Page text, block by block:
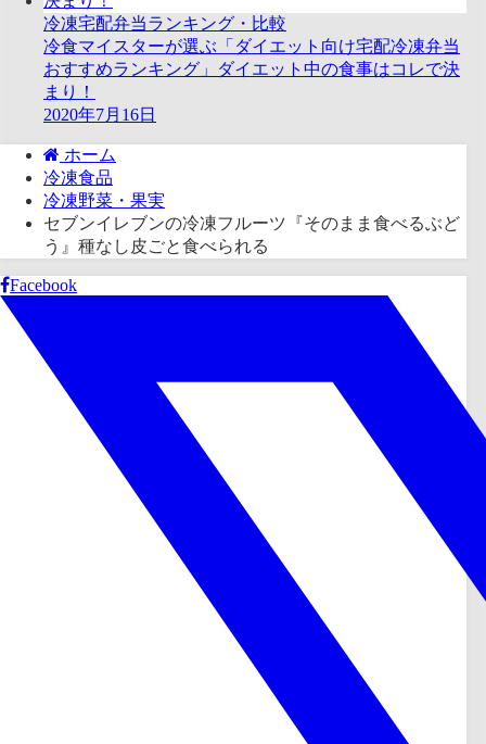
冷凍宅配弁当ランキング・比較
冷食マイスターが選ぶ「ダイエット向け宅配冷凍弁当
おすすめランキング」ダイエット中の食事はコレで決
まり！
2020年7月16日
ホーム
冷凍食品
冷凍野菜・果実
セブンイレブンの冷凍フルーツ『そのまま食べるぶど
う』種なし皮ごと食べられる
Facebook